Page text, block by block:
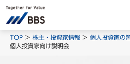
サービス/ソリュ
TOP 株主・投資家情報
個人投資家の
個人投資家向け説明会